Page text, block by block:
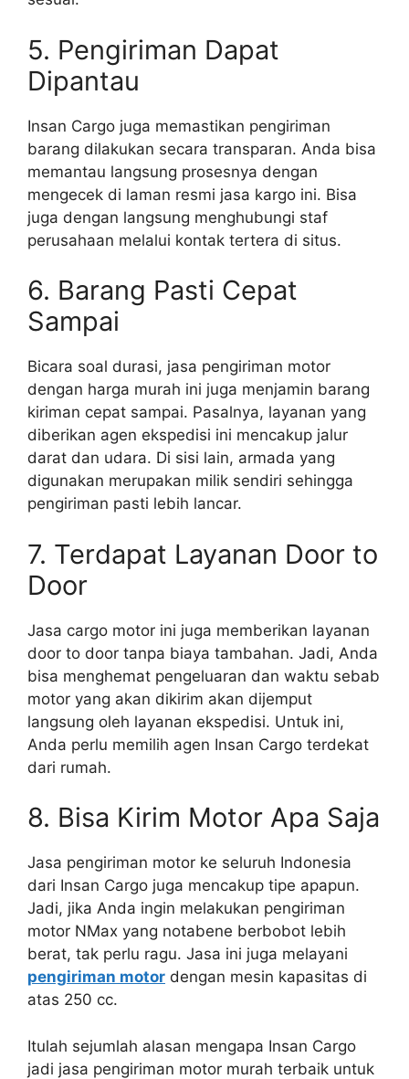
5. Pengiriman Dapat
Dipantau
Insan Cargo juga memastikan pengiriman
barang dilakukan secara transparan. Anda bisa
memantau langsung prosesnya dengan
mengecek di laman resmi jasa kargo ini. Bisa
juga dengan langsung menghubungi staf
perusahaan melalui kontak tertera di situs.
6. Barang Pasti Cepat
Sampai
Bicara soal durasi, jasa pengiriman motor
dengan harga murah ini juga menjamin barang
kiriman cepat sampai. Pasalnya, layanan yang
diberikan agen ekspedisi ini mencakup jalur
darat dan udara. Di sisi lain, armada yang
digunakan merupakan milik sendiri sehingga
pengiriman pasti lebih lancar.
7. Terdapat Layanan Door to
Door
Jasa cargo motor ini juga memberikan layanan
door to door tanpa biaya tambahan. Jadi, Anda
bisa menghemat pengeluaran dan waktu sebab
motor yang akan dikirim akan dijemput
langsung oleh layanan ekspedisi. Untuk ini,
Anda perlu memilih agen Insan Cargo terdekat
dari rumah.
8. Bisa Kirim Motor Apa Saja
Jasa pengiriman motor ke seluruh Indonesia
dari Insan Cargo juga mencakup tipe apapun.
Jadi, jika Anda ingin melakukan pengiriman
motor NMax yang notabene berbobot lebih
berat, tak perlu ragu. Jasa ini juga melayani
pengiriman motor dengan mesin kapasitas di
atas 250 cc.
Itulah sejumlah alasan mengapa Insan Cargo
jadi jasa pengiriman motor murah terbaik untuk